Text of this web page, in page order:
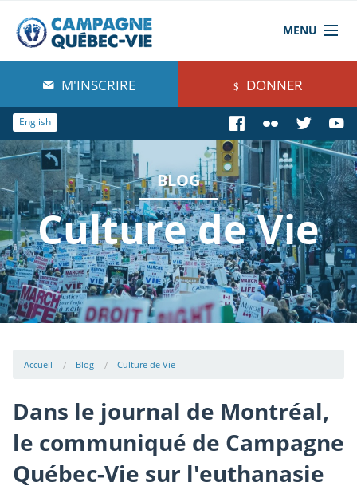
MENU
À propos de nous
Blog
Comprendre
Agir
Boutique
M'INSCRIRE DONNER
English
BLOG
Culture de Vie
Accueil Blog Culture de Vie
Dans le journal de Montréal,
le communiqué de Campagne
Québec-Vie sur l'euthanasie